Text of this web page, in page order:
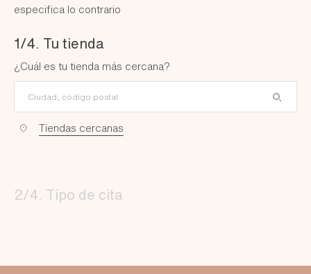
especifica lo contrario
1/4. Tu tienda
¿Cuál es tu tienda más cercana?
Tiendas cercanas
2/4. Tipo de cita